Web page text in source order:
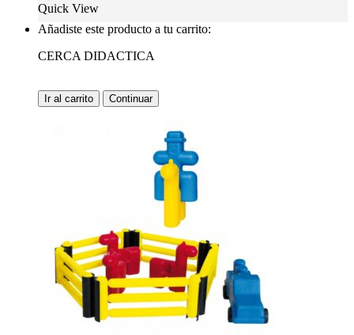
Quick View
Añadiste este producto a tu carrito:
CERCA DIDACTICA
Ir al carrito Continuar